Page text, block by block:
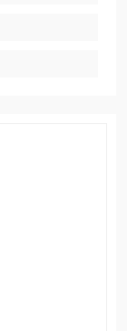
大太阳、氨氮、
二氧化硫残留